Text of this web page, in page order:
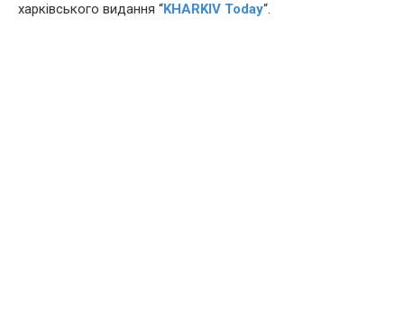
харківського видання “KHARKIV Today“.